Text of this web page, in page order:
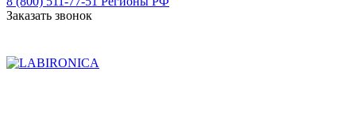
Заказать звонок